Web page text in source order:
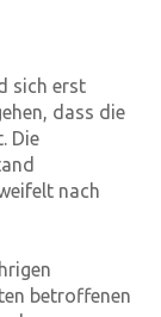
sich erst
dass die
Die
nach
betroffenen